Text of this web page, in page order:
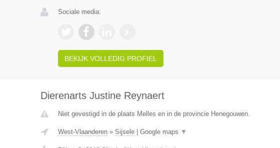
Sociale media:
BEKIJK VOLLEDIG PROFIEL
Dierenarts Justine Reynaert
Niet gevestigd in de plaats Melles en in de provincie Henegouwen.
West-Vlaanderen» Sijsele| Google maps ▼